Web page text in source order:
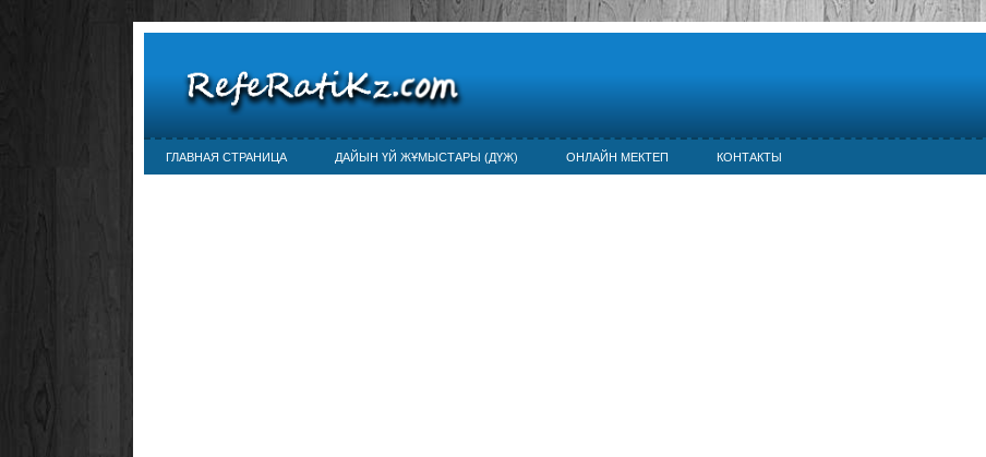
ГЛАВНАЯ СТРАНИЦА ДАЙЫН ҮЙ ЖҰМЫСТАРЫ (ДҮЖ) ОНЛАЙН МЕКТЕП КОНТАКТЫ